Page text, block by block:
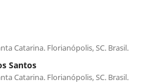
Catarina. Florianópolis, SC. Brasil.
Santos
Catarina. Florianópolis, SC. Brasil.